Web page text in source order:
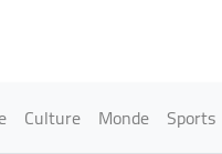
Culture Monde Sports